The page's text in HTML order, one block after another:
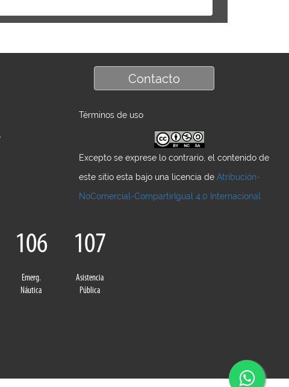
Contacto
Términos de uso
Excepto se exprese lo contrario, el contenido de
este sitio esta bajo una licencia de Atribución-
NoComercial-CompartirIgual 4.0 Internacional
106
Emerg.
Náutica
107
Asistencia
Pública